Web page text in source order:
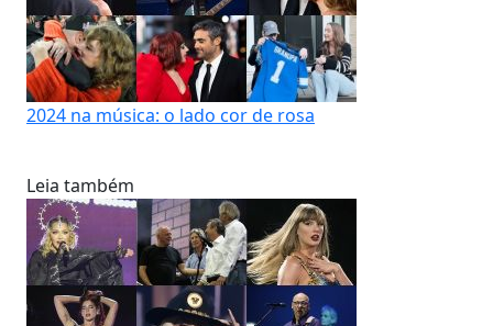
2024 na música: o lado cor de rosa
Leia também